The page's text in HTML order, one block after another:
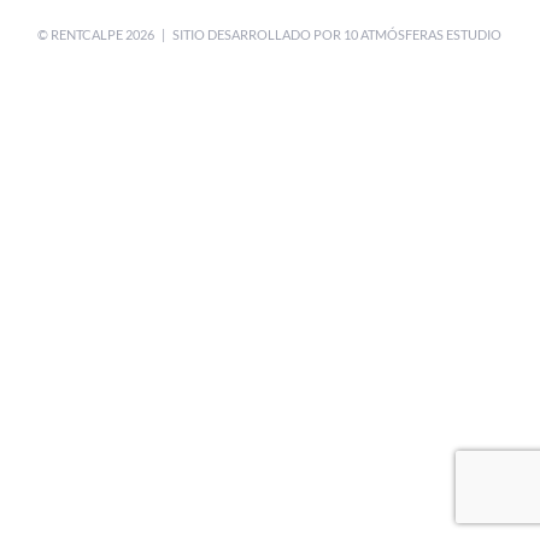
© RENTCALPE 2026 | SITIO DESARROLLADO POR 10 ATMÓSFERAS ESTUDIO